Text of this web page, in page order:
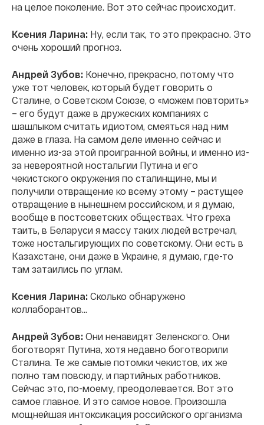
на целое поколение. Вот это сейчас происходит.
Ксения Ларина: Ну, если так, то это прекрасно. Это
очень хороший прогноз.
Андрей Зубов: Конечно, прекрасно, потому что
уже тот человек, который будет говорить о
Сталине, о Советском Союзе, о «можем повторить»
– его будут даже в дружеских компаниях с
шашлыком считать идиотом, смеяться над ним
даже в глаза. На самом деле именно сейчас и
именно из-за этой проигранной войны, и именно из-
за невероятной ностальгии Путина и его
чекистского окружения по сталинщине, мы и
получили отвращение ко всему этому – растущее
отвращение в нынешнем российском, и я думаю,
вообще в постсоветских обществах. Что греха
таить, в Беларуси я массу таких людей встречал,
тоже ностальгирующих по советскому. Они есть в
Казахстане, они даже в Украине, я думаю, где-то
там затаились по углам.
Ксения Ларина: Сколько обнаружено
коллаборантов…
Андрей Зубов: Они ненавидят Зеленского. Они
боготворят Путина, хотя недавно боготворили
Сталина. Те же самые потомки чекистов, их же
полно там повсюду, и партийных работников.
Сейчас это, по-моему, преодолевается. Вот это
самое главное. И это самое новое. Произошла
мощнейшая интоксикация российского организма